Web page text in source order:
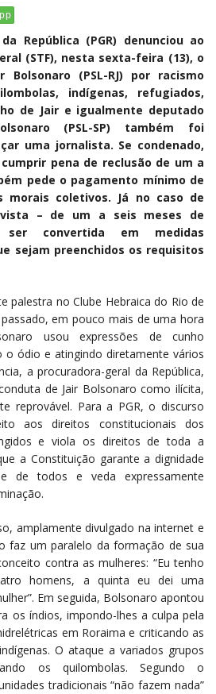
República (PGR) denunciou ao
(STF), nesta sexta-feira (13), o
Bolsonaro (PSL-RJ) por racismo
indígenas, refugiados,
de Jair e igualmente deputado
(PSL-SP) também foi
uma jornalista. Se condenado,
pena de reclusão de um a
pede o pagamento mínimo de
morais coletivos. Já no caso de
– de um a seis meses de
convertida em medidas
sejam preenchidos os requisitos
palestra no Clube Hebraica do Rio de
em pouco mais de uma hora
usou expressões de cunho
o ódio e atingindo diretamente vários
a procuradora-geral da República,
de Jair Bolsonaro como ilícita,
reprovável. Para a PGR, o discurso
aos direitos constitucionais dos
e viola os direitos de toda a
a Constituição garante a dignidade
de todos e veda expressamente
amplamente divulgado na internet e
faz um paralelo da formação de sua
contra as mulheres: “Eu tenho
homens, a quinta eu dei uma
Em seguida, Bolsonaro apontou
os índios, impondo-lhes a culpa pela
em Roraima e criticando as
O ataque a variados grupos
os quilombolas. Segundo o
tradicionais “não fazem nada”